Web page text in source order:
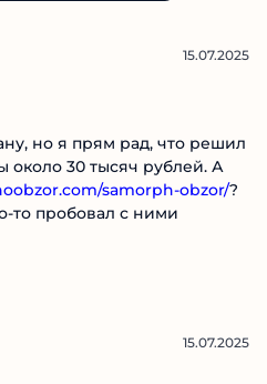
15.07.2025
но я прям рад, что решил
около 30 тысяч рублей. А
samorph-obzor/?
то пробовал с ними
15.07.2025